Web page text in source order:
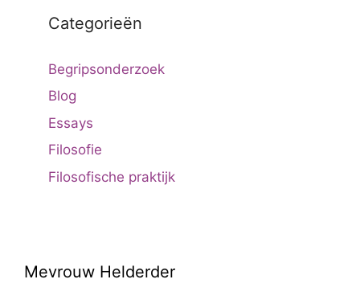
Categorieën
Begripsonderzoek
Blog
Essays
Filosofie
Filosofische praktijk
Mevrouw Helderder